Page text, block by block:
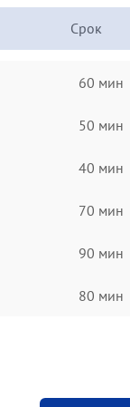
Срок
60 мин
50 мин
40 мин
70 мин
90 мин
80 мин